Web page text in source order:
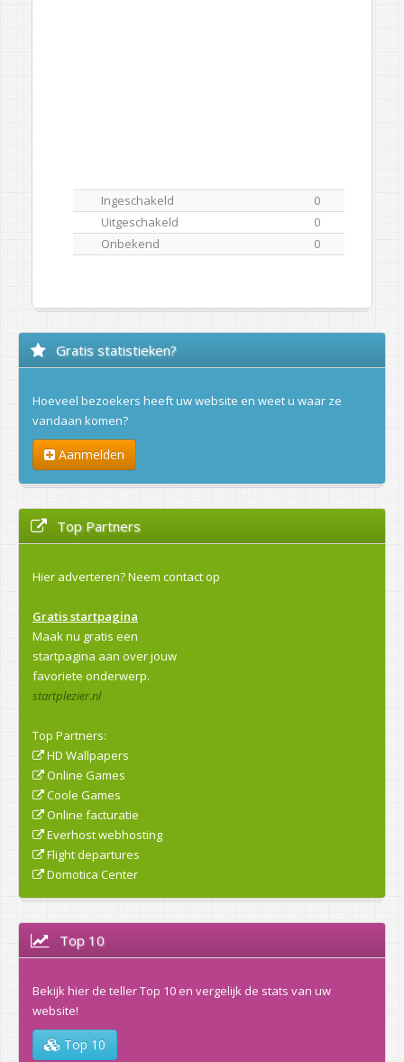
Ingeschakeld
0
Uitgeschakeld
0
Onbekend
0
Gratis statistieken?
Hoeveel bezoekers heeft uw website en weet u waar ze
vandaan komen?
Aanmelden
Top Partners
Hier adverteren?Neem contact op
Gratis startpagina
Maak nu gratis een
startpagina aan over jouw
favoriete onderwerp.
startplezier.nl
Top Partners:
HD Wallpapers
Online Games
Coole Games
Online facturatie
Everhost webhosting
Flight departures
Domotica Center
Top 10
Bekijk hier de teller Top 10 en vergelijk de stats van uw
website!
Top 10